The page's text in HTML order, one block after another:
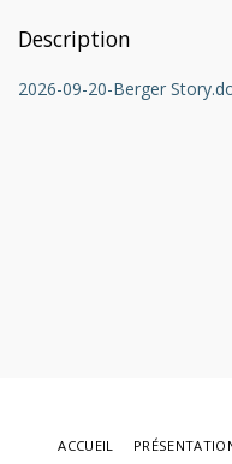
Description
2026-09-20-Berger
ACCUEIL